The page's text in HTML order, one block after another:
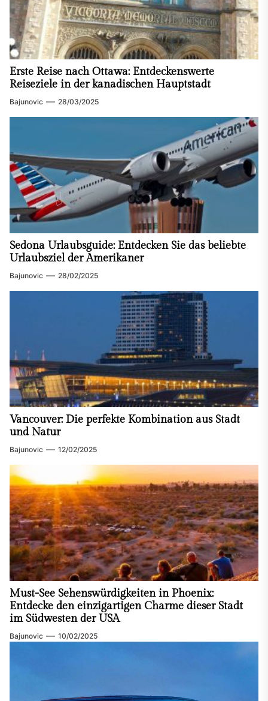
Erste Reise nach Ottawa: Entdeckenswerte
Reiseziele in der kanadischen Hauptstadt
Bajunovic 28/03/2025
Sedona Urlaubsguide: Entdecken Sie das beliebte
Urlaubsziel der Amerikaner
Bajunovic 28/02/2025
Vancouver: Die perfekte Kombination aus Stadt
und Natur
Bajunovic 12/02/2025
Must-See Sehenswürdigkeiten in Phoenix:
Entdecke den einzigartigen Charme dieser Stadt
im Südwesten der USA
Bajunovic 10/02/2025